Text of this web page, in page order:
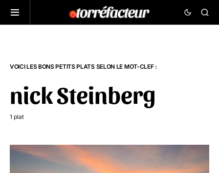
VOICI LES BONS PETITS PLATS SELON LE MOT-CLEF :
nick Steinberg
1 plat